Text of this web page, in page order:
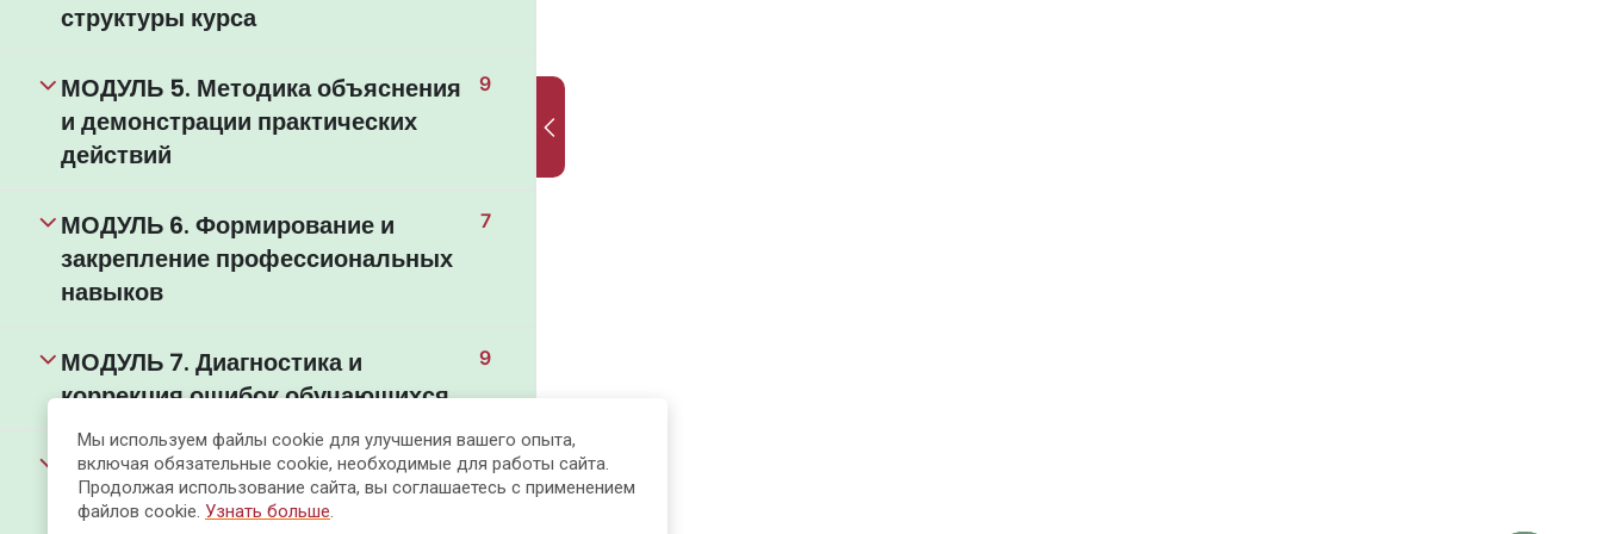
структуры курса
МОДУЛЬ 5. Методика объяснения
и демонстрации практических
действий
9
МОДУЛЬ 6. Формирование и
закрепление профессиональных
навыков
7
МОДУЛЬ 7. Диагностика и
коррекция ошибок обучающихся
9
МОДУЛЬ 8. Профессиональное
поведение инструктора и
9
Мы используем файлы cookie для улучшения вашего опыта,
включая обязательные cookie, необходимые для работы сайта.
Продолжая использование сайта, вы соглашаетесь с применением
файлов cookie. Узнать больше.